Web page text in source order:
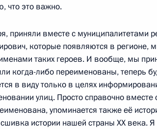
общественности
завода «Полёт»
что это важно.
приняли вместе с муниципалитетами
которые появляются в регионе,
таких героев. И вообще, мы
когда-либо переименованы, теперь
в виду только в целях
улиц. Просто справочно
упоминается также её
истории нашей страны ХХ века.